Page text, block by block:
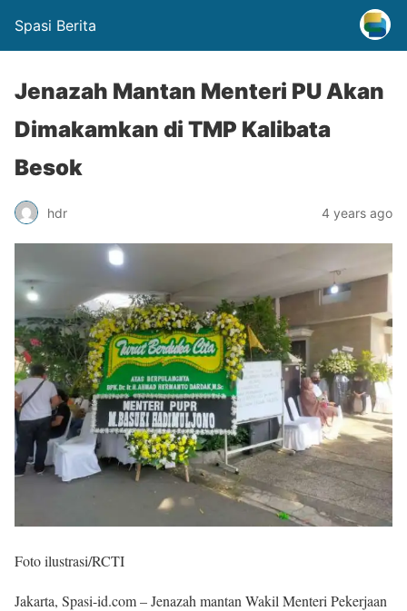
Spasi Berita
Jenazah Mantan Menteri PU Akan
Dimakamkan di TMP Kalibata
Besok
hdr 4 years ago
Foto ilustrasi/RCTI
Jakarta, Spasi-id.com – Jenazah mantan Wakil Menteri Pekerjaan